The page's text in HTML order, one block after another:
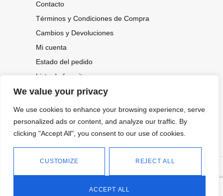
We value your privacy
We use cookies to enhance your browsing experience, serve
personalized ads or content, and analyze our traffic. By
clicking "Accept All", you consent to our use of cookies.
CUSTOMIZE REJECT ALL
ACCEPT ALL
Contacto
Términos y Condiciones de Compra
Cambios y Devoluciones
Mi cuenta
Estado del pedido
Lista de favoritos
CONOCE NUESTRAS NOVEDADES,
OFERTAS...
2026.